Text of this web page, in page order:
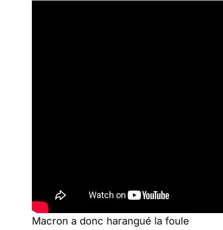
Macron a donc harangué la foule